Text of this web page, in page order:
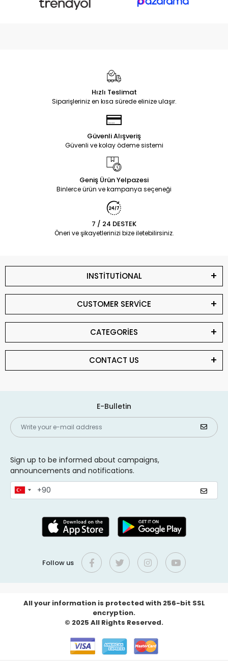
Hızlı Teslimat
Siparişleriniz en kısa sürede elinize ulaşır.
Güvenli Alışveriş
Güvenli ve kolay ödeme sistemi
Geniş Ürün Yelpazesi
Binlerce ürün ve kampanya seçeneği
7 / 24 DESTEK
Öneri ve şikayetlerinizi bize iletebilirsiniz.
INSTİTUTİONAL
CUSTOMER SERVİCE
CATEGORİES
CONTACT US
E-Bulletin
Sign up to be informed about campaigns,
announcements and notifications.
Follow us
All your information is protected with 256-bit SSL
encryption.
© 2025 All Rights Reserved.